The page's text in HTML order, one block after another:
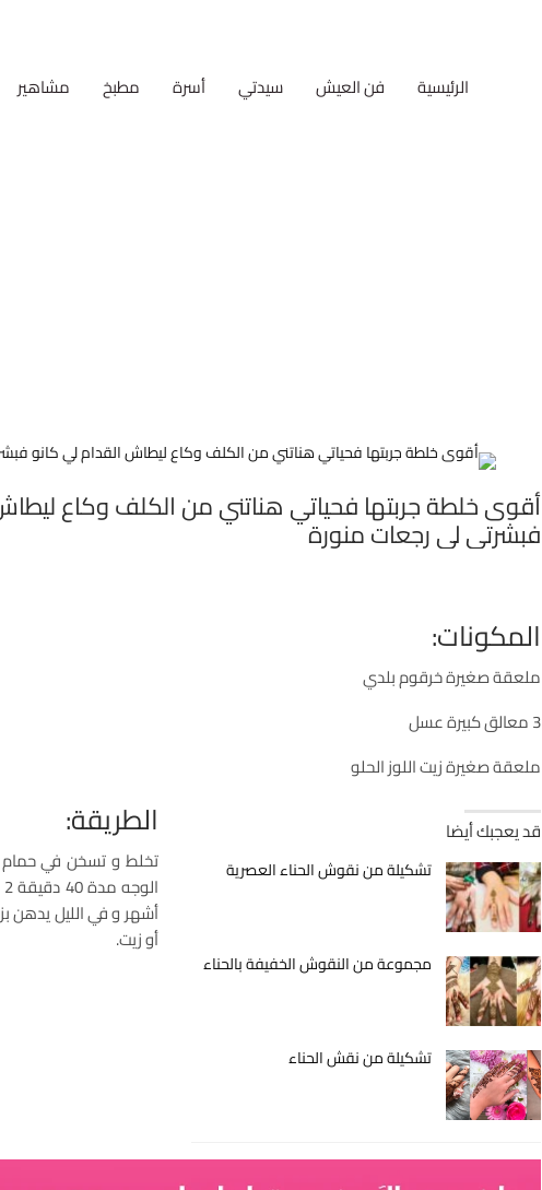
الرئيسية فن العيش سيدتي أسرة مطبخ مشاهير
أقوى خلطة جربتها فحياتي هناتني من الكلف وكاع
فبشرتي لي رجعات منورة
المكونات:
ملعقة صغيرة خرقوم بلدي
3 معالق كبيرة عسل
ملعقة صغيرة زيت اللوز الحلو
قد يعجبك أيضا
تشكيلة من نقوش الحناء العصرية
مجموعة من النقوش الخفيفة بالحناء
تشكيلة من نقش الحناء
الطريقة:
تخلط و تسخن في
أشهر و في الليل يدهن
أو زيت.